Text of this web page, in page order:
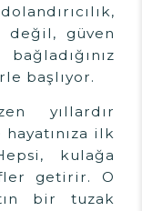
değil, güven
başlıyor.
yıllardır
ilk
kulağa
getirir. O
bir tuzak